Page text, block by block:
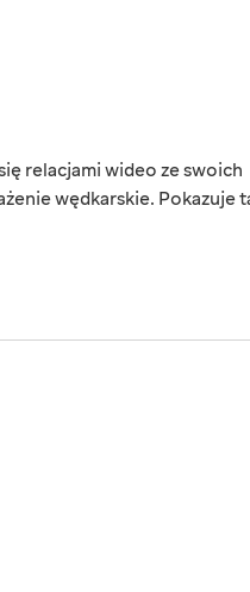
relacjami wideo ze swoich
wędkarskie. Pokazuje